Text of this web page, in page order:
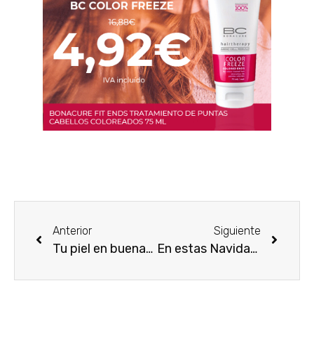
Anterior
Tu piel en buenas manos, con la centraldelperfume
Siguiente
En estas Navidades, te ayudamos con tus planes de regalos